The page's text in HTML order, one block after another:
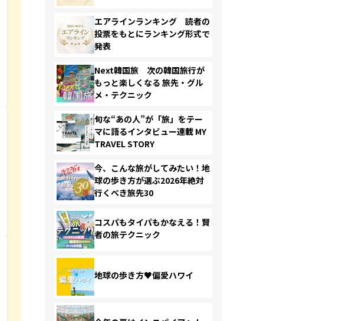
エアラインランキング 読者の
投票をもとにランキング形式で
発表
Next韓国旅 次の韓国旅行が
もっと楽しくなる 旅先・グル
メ・テクニック
旬な“あの人”が「旅」をテー
マに語るインタビュー連載 MY
TRAVEL STORY
今、こんな旅がしてみたい！地
球の歩き方が選ぶ2026年絶対
行くべき旅先30
コスパもタイパもかなえる！賢
者の旅テクニック
地球の歩き方♥偏愛ハワイ